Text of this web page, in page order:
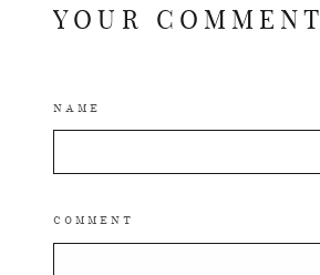
YOUR COMMENT
NAME
COMMENT